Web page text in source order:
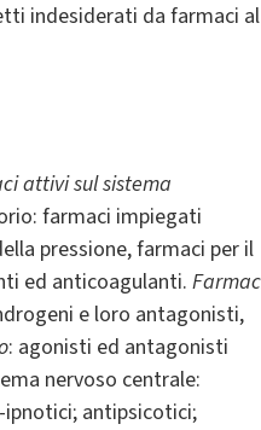
indesiderati da farmaci al
attivi sul sistema
farmaci impiegati
pressione, farmaci per il
ed anticoagulanti.
e loro antagonisti,
: agonisti ed antagonisti
nervoso centrale:
antipsicotici;